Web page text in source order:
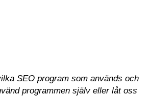
SEO program som används och
programmen själv eller låt oss